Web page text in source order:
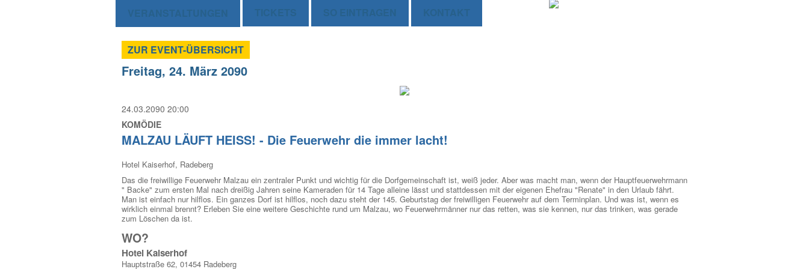
VERANSTALTUNGEN TICKETS SO EINTRAGEN KONTAKT
ZUR EVENT-ÜBERSICHT
Freitag, 24. März 2090
24.03.2090 20:00
KOMÖDIE
MALZAU LÄUFT HEISS! - Die Feuerwehr die immer lacht!
Hotel Kaiserhof, Radeberg
Das die freiwillige Feuerwehr Malzau ein zentraler Punkt und wichtig für die Dorfgemeinschaft ist, weiß jeder. Aber was macht man, wenn der Hauptfeuerwehrmann
" Backe" zum ersten Mal nach dreißig Jahren seine Kameraden für 14 Tage alleine lässt und stattdessen mit der eigenen Ehefrau "Renate" in den Urlaub fährt.
Man ist einfach nur hilflos. Ein ganzes Dorf ist hilflos, noch dazu steht der 145. Geburtstag der freiwilligen Feuerwehr auf dem Terminplan. Und was ist, wenn es
wirklich einmal brennt? Erleben Sie eine weitere Geschichte rund um Malzau, wo Feuerwehrmänner nur das retten, was sie kennen, nur das trinken, was gerade
zum Löschen da ist.
WO?
Hotel Kaiserhof
Hauptstraße 62, 01454 Radeberg